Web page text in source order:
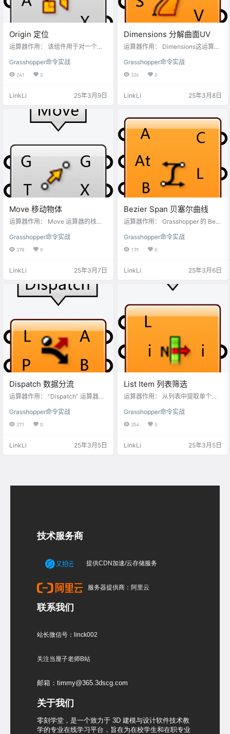
Origin 定位
运算器作用： 该组件用于对一个几
有时被称为“基变换”（ChangeBasi
s Transformation）。这一操作本质
改变其方向和位置。通过这种变
同参考平面之间的对齐、旋转、平
移乃至缩放等属性，满足复杂几何
布局与空间组织的需求。 输入端
Grasshopper命令实战
241 0
LinkLi 25年3月9日
Dimensions 分解曲面UV
运算器作用： Dimensions这运算是
（犀牛）软件中，曲面的 UV 数值是
用于描述曲面上点的位置的二维参
维曲面上的点进行定位的。就像地
系统。UV 坐标对于曲面来说，起到
了类似的作用，只不过它是在三维
曲面这个 “特殊星球” 上使用的…
Grasshopper命令实战
326 0
LinkLi 25年3月8日
Move 移动物体
运算器作用： Move 运算器的核心
的向量方向进行平移，从而改变其
在三维空间中的位置。这里的几何
G端口： 输入几何物体，在Grassho
面、体块、网格曲面、细分曲面等
物件类型。 T端口： 输入向量类型
的数据，也可以输入直线的物体充
口…
Grasshopper命令实战
378 0
LinkLi 25年3月7日
Bezier Span 贝塞尔曲线
运算器作用： Grasshopper 的 Bezi
（Bezier Curve）的一段，即由控
制点定义的一条平滑曲线。它基于
模、造型控制等场景。 输入参数：
At端口： 贝塞尔曲线的起点A的切线
尔曲线的造型。 B端口： 输入贝塞
尔曲线的起…
Grasshopper命令实战
179 0
LinkLi 25年3月6日
Dispatch 数据分流
运算器作用： “Dispatch” 运算器的
将输入的数据列表进行分流。它可
以把一个数据列表按照指定的规则
端口： 用于接收需要进行分流处理
alse”，也可以用非0的数和0来替…
Grasshopper命令实战
271 0
LinkLi 25年3月5日
List Item 列表筛选
运算器作用： 从列表中提取单个元
能。在 Grasshopper 里，许多数据
都是以列表形式存在的，这些列表
组件，你能够依据索引值从列表里
什么都能包含在内。…
Grasshopper命令实战
354 0
LinkLi 25年3月5日
技术服务商
提供CDN加速/云存储服务
服务器提供商：阿里云
联系我们
站长微信号：linck002
关注当厘子老师B站
邮箱：timmy@365.3dscg.com
关于我们
零刻学堂，是一个致力于 3D 建模与设计软件技术教
学的专业在线学习平台，旨在为在校学生和在职专业